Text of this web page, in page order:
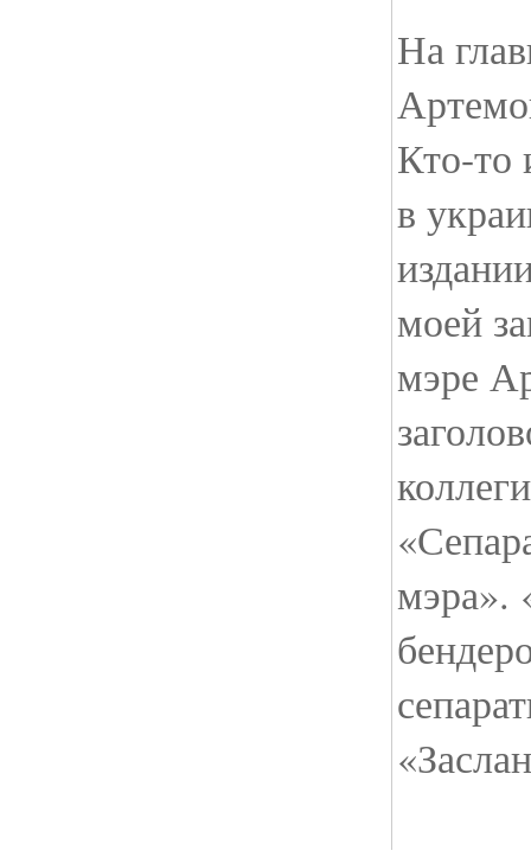
На
Кто-то
в
моей
мэре
мэра».